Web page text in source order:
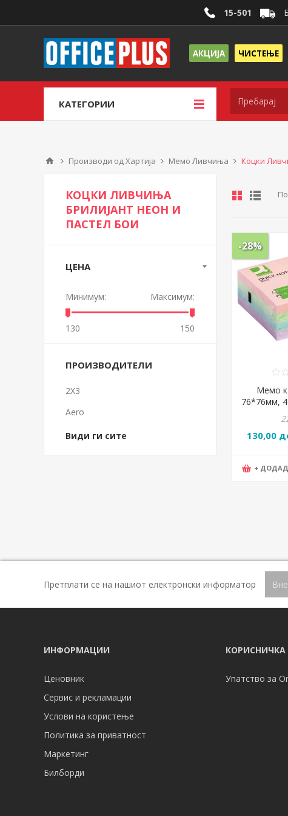
15-501
АКЦИЈА ЧИСТЕЊЕ
КАТЕГОРИИ
Производи од Хартија Мемо Ливчиња Коцки
-28%
Мемо
76*76мм,
130,00
+
КОЦКИ ЛИВЧИЊА
БРИЛИЈАНТ НЕОН И
ПАСТЕЛ БОИ
ЦЕНА
Минимум: Максимум:
130 150
ПРОИЗВОДИТЕЛИ
2X3
Aero
Види ги сите
Претплати се на нашиот електронски информатор
ИНФОРМАЦИИ
Ценовник
Сервис и рекламации
Услови на користење
Политика за приватност
Маркетинг
Билборди
КОРИСНИЧКА
Упатство за